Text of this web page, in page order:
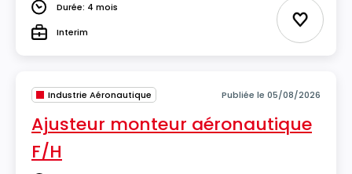
DuréeDurée: 4 mois
TypeInterim Ajouter
Industrie Aéronautique Publiée le 05/08/2026
Ajusteur monteur aéronautique
F/H